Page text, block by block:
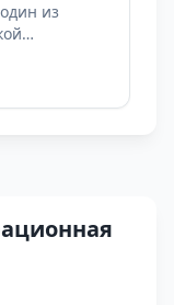
из
зубов.